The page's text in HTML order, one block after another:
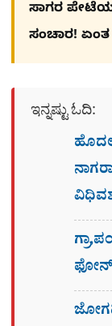
ಸಾಗರ
ಸಂಚಾರ!
ಇನ್ನಷ್ಟು ಓದಿ:
ಫೋನ್​